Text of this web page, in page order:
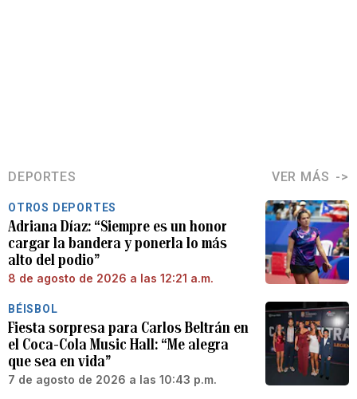
DEPORTES VER MÁS
OTROS DEPORTES
Adriana Díaz: “Siempre es un honor
cargar la bandera y ponerla lo más
alto del podio”
8 de agosto de 2026 a las 12:21 a.m.
BÉISBOL
Fiesta sorpresa para Carlos Beltrán en
el Coca-Cola Music Hall: “Me alegra
que sea en vida”
7 de agosto de 2026 a las 10:43 p.m.